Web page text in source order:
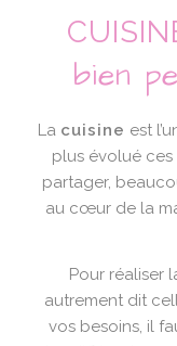
bien
La cuisine est
plus évolué ces
partager,
au cœur de la
Pour réaliser
autrement dit
vos besoins, il